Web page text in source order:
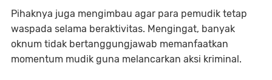
Pihaknya juga mengimbau agar para pemudik tetap
waspada selama beraktivitas. Mengingat, banyak
oknum tidak bertanggungjawab memanfaatkan
momentum mudik guna melancarkan aksi kriminal.